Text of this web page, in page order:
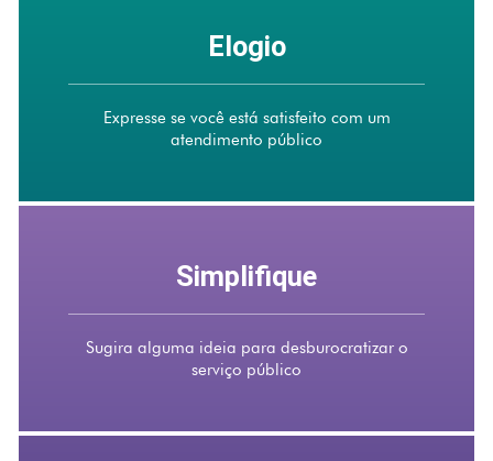
Elogio
Expresse se você está satisfeito com um
atendimento público
Simplifique
Sugira alguma ideia para desburocratizar o
serviço público